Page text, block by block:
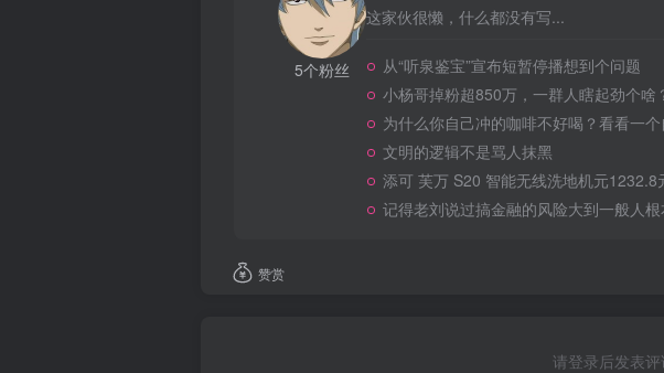
5个粉丝
这家伙很懒，什么都没有写...
从“听泉鉴宝”宣布短暂停播想到个问题
小杨哥掉粉超850万，一群人瞎起劲个啥
为什么你自己冲的咖啡不好喝？看看一
文明的逻辑不是骂人抹黑
添可 芙万 S20 智能无线洗地机元1232.8
记得老刘说过搞金融的风险大到一般人
赞赏
请登录后发表评